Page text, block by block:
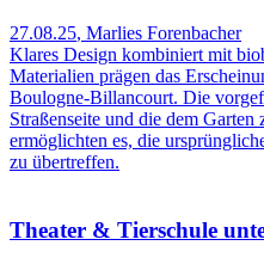
27.08.25, Marlies Forenbacher
Klares Design kombiniert mit
Materialien prägen das
Boulogne-Billancourt. Die
Straßenseite und die dem Garten
ermöglichten es, die
zu übertreffen.
Theater & Tierschule